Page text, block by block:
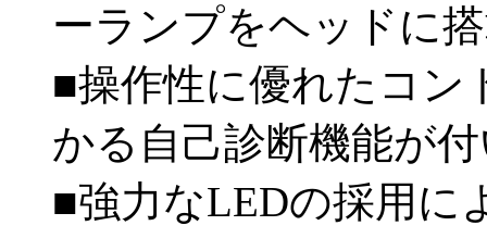
ーランプをヘッドに
■操作性に優れたコン
かる自己診断機能が
■強力なLEDの採用に